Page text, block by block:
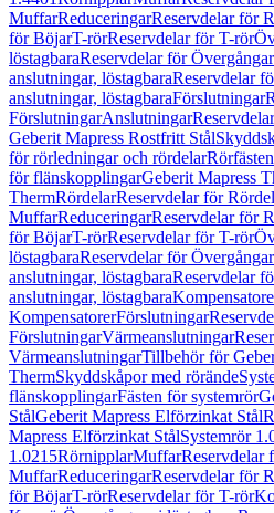
MuffarReduceringarReservdelar för
för BöjarT-rörReservdelar för T-rör
löstagbaraReservdelar för
anslutningar, löstagbaraReservdelar
anslutningar, löstagbaraFörslutningar
FörslutningarAnslutningar
Geberit Mapress Rostfritt Stål
för rörledningar och rördelarRörfästen
för flänskopplingarGeberit Mapress
ThermRördelarReservdelar för
MuffarReduceringarReservdelar för
för BöjarT-rörReservdelar för T-rör
löstagbaraReservdelar för
anslutningar, löstagbaraReservdelar
anslutningar, löstagbara
KompensatorerFörslutningar
FörslutningarVärmeanslutningar
VärmeanslutningarTillbehör för
ThermSkyddskåpor med rörände
flänskopplingarFästen för systemrör
StålGeberit Mapress Elförzinkat Stål
Mapress Elförzinkat StålSystemrör
1.0215RörnipplarMuffarReservdelar
MuffarReduceringarReservdelar för
för BöjarT-rörReservdelar för T-rör